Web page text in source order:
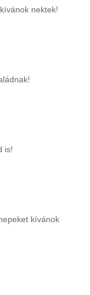
nektek!
is!
kívánok